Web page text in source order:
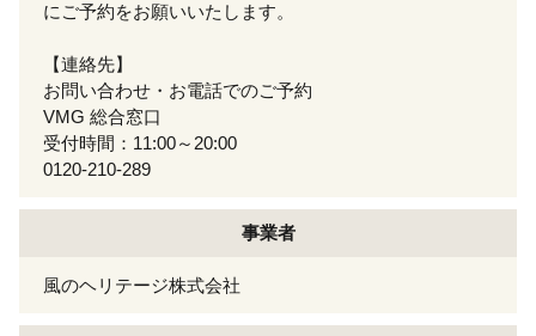
にご予約をお願いいたします。
【連絡先】
お問い合わせ・お電話でのご予約
VMG 総合窓口
受付時間：11:00～20:00
0120-210-289
事業者
風のヘリテージ株式会社